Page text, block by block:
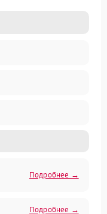
Подробнее →
Подробнее →